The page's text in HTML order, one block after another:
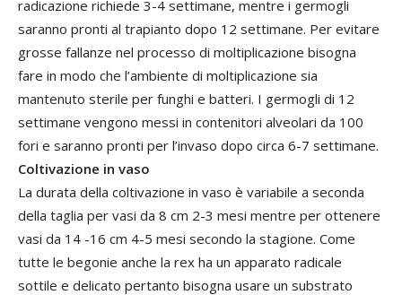
radicazione richiede 3-4 settimane, mentre i germogli
saranno pronti al trapianto dopo 12 settimane. Per evitare
grosse fallanze nel processo di moltiplicazione bisogna
fare in modo che l’ambiente di moltiplicazione sia
mantenuto sterile per funghi e batteri. I germogli di 12
settimane vengono messi in contenitori alveolari da 100
fori e saranno pronti per l’invaso dopo circa 6-7 settimane.
Coltivazione in vaso
La durata della coltivazione in vaso è variabile a seconda
della taglia per vasi da 8 cm 2-3 mesi mentre per ottenere
vasi da 14 -16 cm 4-5 mesi secondo la stagione. Come
tutte le begonie anche la rex ha un apparato radicale
sottile e delicato pertanto bisogna usare un substrato